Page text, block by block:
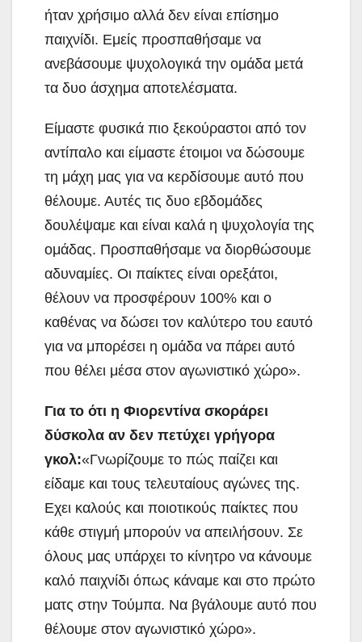
ήταν χρήσιμο αλλά δεν είναι επίσημο
παιχνίδι. Εμείς προσπαθήσαμε να
ανεβάσουμε ψυχολογικά την ομάδα μετά
τα δυο άσχημα αποτελέσματα.
Είμαστε φυσικά πιο ξεκούραστοι από τον
αντίπαλο και είμαστε έτοιμοι να δώσουμε
τη μάχη μας για να κερδίσουμε αυτό που
θέλουμε. Αυτές τις δυο εβδομάδες
δουλέψαμε και είναι καλά η ψυχολογία της
ομάδας. Προσπαθήσαμε να διορθώσουμε
αδυναμίες. Οι παίκτες είναι ορεξάτοι,
θέλουν να προσφέρουν 100% και ο
καθένας να δώσει τον καλύτερο του εαυτό
για να μπορέσει η ομάδα να πάρει αυτό
που θέλει μέσα στον αγωνιστικό χώρο».
Για το ότι η Φιορεντίνα σκοράρει
δύσκολα αν δεν πετύχει γρήγορα
γκολ:«Γνωρίζουμε το πώς παίζει και
είδαμε και τους τελευταίους αγώνες της.
Εχει καλούς και ποιοτικούς παίκτες που
κάθε στιγμή μπορούν να απειλήσουν. Σε
όλους μας υπάρχει το κίνητρο να κάνουμε
καλό παιχνίδι όπως κάναμε και στο πρώτο
ματς στην Τούμπα. Να βγάλουμε αυτό που
θέλουμε στον αγωνιστικό χώρο».